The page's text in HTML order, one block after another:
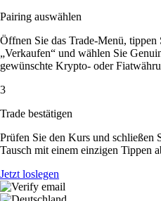
Pairing auswählen
Öffnen Sie das Trade-Menü, tippen
„Verkaufen“ und wählen Sie
gewünschte Krypto- oder
3
Trade bestätigen
Prüfen Sie den Kurs und schließen
Tausch mit einem einzigen Tippen
Jetzt loslegen